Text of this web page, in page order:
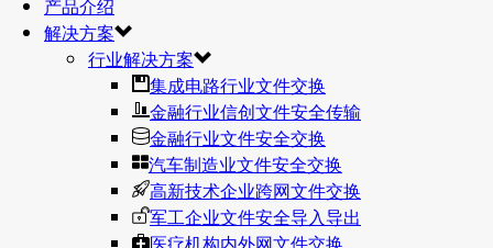
产品介绍
解决方案
行业解决方案
集成电路行业文件交换
金融行业信创文件安全传输
金融行业文件安全交换
汽车制造业文件安全交换
高新技术企业跨网文件交换
军工企业文件安全导入导出